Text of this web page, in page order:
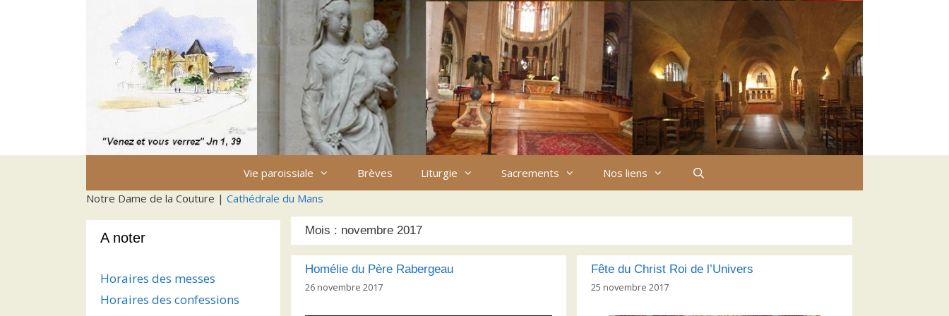
Vie paroissiale Brèves Liturgie Sacrements
Nos liens
Notre Dame de la Couture | Cathédrale du Mans
Mois : novembre 2017
Homélie du Père Rabergeau
26 novembre 2017
Fête du Christ Roi de l’Univers
25 novembre 2017
A noter
Horaires des messes
Horaires des confessions